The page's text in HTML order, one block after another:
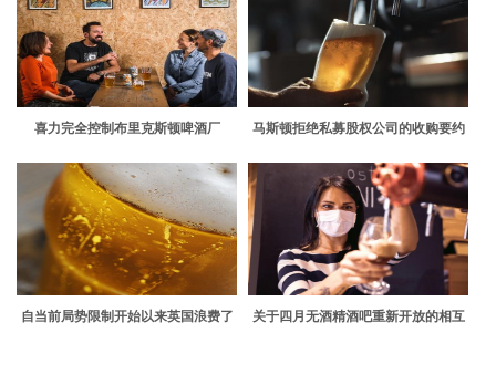
喜力完全控制布里克斯顿啤酒厂 马斯顿拒绝私募股权公司的收购要约
自当前局势限制开始以来英国浪费了
关于四月无酒精酒吧重新开放的相互